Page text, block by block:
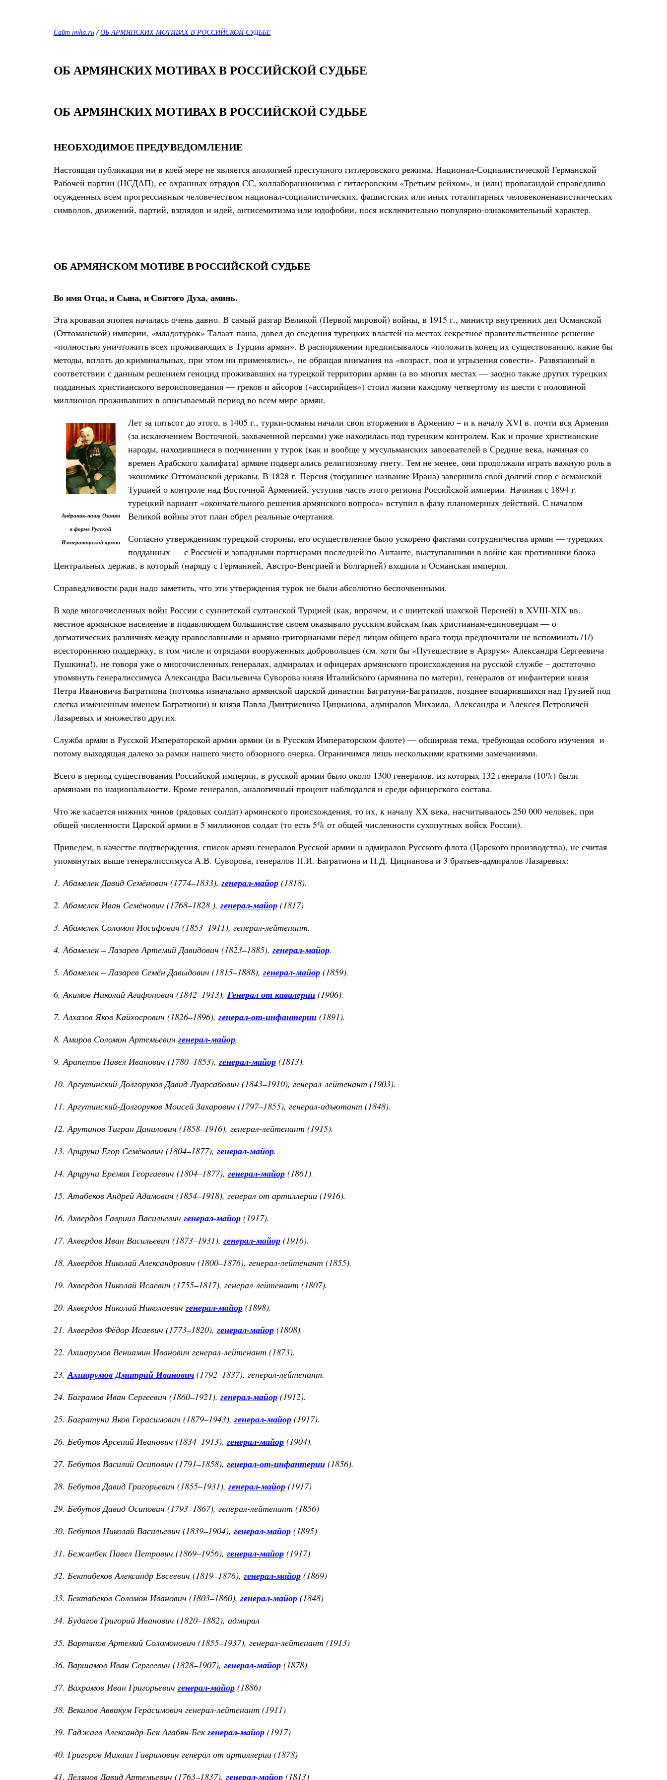
Сайт imha.ru/ОБ АРМЯНСКИХ МОТИВАХ В РОССИЙСКОЙ СУДЬБЕ
ОБ АРМЯНСКИХ МОТИВАХ В РОССИЙСКОЙ СУДЬБЕ
ОБ АРМЯНСКИХ МОТИВАХ В РОССИЙСКОЙ СУДЬБЕ
НЕОБХОДИМОЕ ПРЕДУВЕДОМЛЕНИЕ
Настоящая публикация ни в коей мере не является апологией преступного гитлеровского режима, Национал-Социалистической Германской
Рабочей партии (НСДАП), ее охранных отрядов СС, коллаборационизма с гитлеровским «Третьим рейхом», и (или) пропагандой справедливо
осужденных всем прогрессивным человечеством национал-социалистических, фашистских или иных тоталитарных человеконенавистнических
символов, движений, партий, взглядов и идей, антисемитизма или юдофобии, нося исключительно популярно-ознакомительный характер.
ОБ АРМЯНСКОМ МОТИВЕ В РОССИЙСКОЙ СУДЬБЕ
Во имя Отца, и Сына, и Святого Духа, аминь.
Эта кровавая эпопея началась очень давно. В самый разгар Великой (Первой мировой) войны, в 1915 г., министр внутренних дел Османской
(Оттоманской) империи, «младотурок» Талаат-паша, довел до сведения турецких властей на местах секретное правительственное решение
«полностью уничтожить всех проживающих в Турции армян». В распоряжении предписывалось «положить конец их существованию, какие бы
методы, вплоть до криминальных, при этом ни применялись», не обращая внимания на «возраст, пол и угрызения совести». Развязанный в
соответствии с данным решением геноцид проживавших на турецкой территории армян (а во многих местах — заодно также других турецких
подданных христианского вероисповедания — греков и айсоров («ассирийцев») стоил жизни каждому четвертому из шести с половиной
миллионов проживавших в описываемый период во всем мире армян.
Андраник-паша Озанян
в форме Русской
Императорской армии
Лет за пятьсот до этого, в 1405 г., турки-османы начали свои вторжения в Армению – и к началу XVI в. почти вся Армения
(за исключением Восточной, захваченной персами) уже находилась под турецким контролем. Как и прочие христианские
народы, находившиеся в подчинении у турок (как и вообще у мусульманских завоевателей в Средние века, начиная со
времен Арабского халифата) армяне подвергались религиозному гнету. Тем не менее, они продолжали играть важную роль в
экономике Оттоманской державы. В 1828 г. Персия (тогдашнее название Ирана) завершила свой долгий спор с османской
Турцией о контроле над Восточной Арменией, уступив часть этого региона Российской империи. Начиная с 1894 г.
турецкий вариант «окончательного решения армянского вопроса» вступил в фазу планомерных действий. С началом
Великой войны этот план обрел реальные очертания.
Согласно утверждениям турецкой стороны, его осуществление было ускорено фактами сотрудничества армян — турецких
подданных — с Россией и западными партнерами последней по Антанте, выступавшими в войне как противники блока
Центральных держав, в который (наряду с Германией, Австро-Венгрией и Болгарией) входила и Османская империя.
Справедливости ради надо заметить, что эти утверждения турок не были абсолютно беспочвенными.
В ходе многочисленных войн России с суннитской султанской Турцией (как, впрочем, и с шиитской шахской Персией) в XVIII-XIX вв.
местное армянское население в подавляющем большинстве своем оказывало русским войскам (как христианам-единоверцам — о
догматических различиях между православными и армяно-григорианами перед лицом общего врага тогда предпочитали не вспоминать /1/)
всестороннюю поддержку, в том числе и отрядами вооруженных добровольцев (см. хотя бы «Путешествие в Арзрум» Александра Сергеевича
Пушкина!), не говоря уже о многочисленных генералах, адмиралах и офицерах армянского происхождения на русской службе – достаточно
упомянуть генералиссимуса Александра Васильевича Суворова князя Италийского (армянина по матери), генералов от инфантерии князя
Петра Ивановича Багратиона (потомка изначально армянской царской династии Багратуни-Багратидов, позднее воцарившихся над Грузией под
слегка измененным именем Багратиони) и князя Павла Дмитриевича Цицианова, адмиралов Михаила, Александра и Алексея Петровичей
Лазаревых и множество других.
Служба армян в Русской Императорской армии армии (и в Русском Императорском флоте) — обширная тема, требующая особого изучения и
потому выходящая далеко за рамки нашего чисто обзорного очерка. Ограничимся лишь несколькими краткими замечаниями.
Всего в период существования Российской империи, в русской армии было около 1300 генералов, из которых 132 генерала (10%) были
армянами по национальности. Кроме генералов, аналогичный процент наблюдался и среди офицерского состава.
Что же касается нижних чинов (рядовых солдат) армянского происхождения, то их, к началу ХХ века, насчитывалось 250 000 человек, при
общей численности Царской армии в 5 миллионов солдат (то есть 5% от общей численности сухопутных войск России).
Приведем, в качестве подтверждения, список армян-генералов Русской армии и адмиралов Русского флота (Царского производства), не считая
упомянутых выше генералиссимуса А.В. Суворова, генералов П.И. Багратиона и П.Д. Цицианова и 3 братьев-адмиралов Лазаревых:
1. Абамелек Давид Семёнович (1774–1833), генерал-майор(1818).
2. Абамелек Иван Семёнович (1768–1828 ), генерал-майор(1817)
3. Абамелек Соломон Иосифович (1853–1911), генерал-лейтенант.
4. Абамелек – Лазарев Артемий Давидович (1823–1885), генерал-майор.
5. Абамелек – Лазарев Семён Давыдович (1815–1888), генерал-майор(1859).
6. Акимов Николай Агафонович (1842–1913), Генерал от кавалерии(1906).
7. Алхазов Яков Кайхосрович (1826–1896), генерал-от-инфантерии(1891).
8. Амиров Соломон Артемьевич генерал-майор.
9. Арапетов Павел Иванович (1780–1853), генерал-майор(1813).
10. Аргутинский-Долгоруков Давид Луарсабович (1843–1910), генерал-лейтенант (1903).
11. Аргутинский-Долгоруков Моисей Захарович (1797–1855), генерал-адъютант (1848).
12. Арутинов Тигран Данилович (1858–1916), генерал-лейтенант (1915).
13. Арцруни Егор Семёнович (1804–1877), генерал-майор.
14. Арцруни Еремия Георгиевич (1804–1877), генерал-майор(1861).
15. Атабеков Андрей Адамович (1854–1918), генерал от артиллерии (1916).
16. Ахвердов Гавриил Васильевич генерал-майор(1917).
17. Ахвердов Иван Васильевич (1873–1931), генерал-майор(1916).
18. Ахвердов Николай Александрович (1800–1876), генерал-лейтенант (1855).
19. Ахвердов Николай Исаевич (1755–1817), генерал-лейтенант (1807).
20. Ахвердов Николай Николаевич генерал-майор(1898).
21. Ахвердов Фёдор Исаевич (1773–1820), генерал-майор(1808).
22. Ахшарумов Вениамин Иванович генерал-лейтенант (1873).
23. Ахшарумов Дмитрий Иванович(1792–1837), генерал-лейтенант.
24. Баграмов Иван Сергеевич (1860–1921), генерал-майор(1912).
25. Багратуни Яков Герасимович (1879–1943), генерал-майор(1917).
26. Бебутов Арсений Иванович (1834–1913), генерал-майор(1904).
27. Бебутов Василий Осипович (1791–1858), генерал-от-инфантерии(1856).
28. Бебутов Давид Григорьевич (1855–1931), генерал-майор(1917)
29. Бебутов Давид Осипович (1793–1867), генерал-лейтенант (1856)
30. Бебутов Николай Васильевич (1839–1904), генерал-майор(1895)
31. Бежанбек Павел Петрович (1869–1956), генерал-майор(1917)
32. Бектабеков Александр Евсеевич (1819–1876), генерал-майор(1869)
33. Бектабеков Соломон Иванович (1803–1860), генерал-майор(1848)
34. Будагов Григорий Иванович (1820–1882), адмирал
35. Вартанов Артемий Соломонович (1855–1937), генерал-лейтенант (1913)
36. Варшамов Иван Сергеевич (1828–1907), генерал-майор(1878)
37. Вахрамов Иван Григорьевич генерал-майор(1886)
38. Векилов Аввакум Герасимович генерал-лейтенант (1911)
39. Гаджаев Александр-Бек Агабян-Бекгенерал-майор(1917)
40. Григоров Михаил Гаврилович генерал от артиллерии (1878)
41. Делянов Давид Артемьевич (1763–1837), генерал-майор(1813)